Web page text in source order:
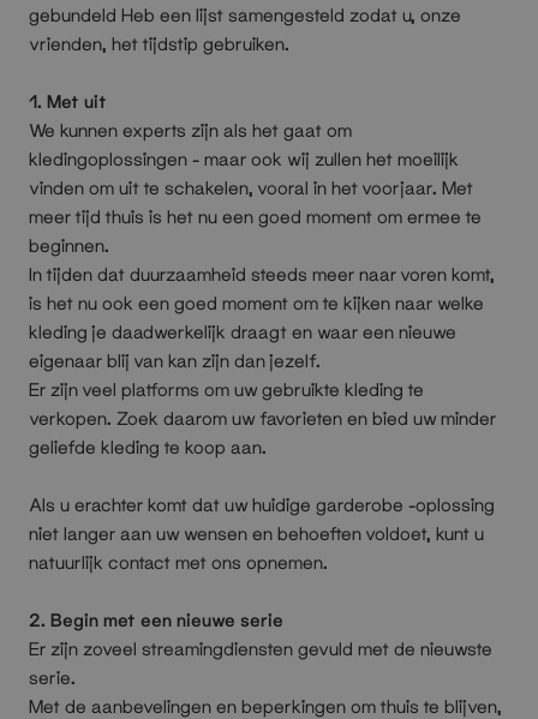
gebundeld Heb een lijst samengesteld zodat u, onze
vrienden, het tijdstip gebruiken.
1. Met uit
We kunnen experts zijn als het gaat om
kledingoplossingen - maar ook wij zullen het moeilijk
vinden om uit te schakelen, vooral in het voorjaar. Met
meer tijd thuis is het nu een goed moment om ermee te
beginnen.
In tijden dat duurzaamheid steeds meer naar voren komt,
is het nu ook een goed moment om te kijken naar welke
kleding je daadwerkelijk draagt en waar een nieuwe
eigenaar blij van kan zijn dan jezelf.
Er zijn veel platforms om uw gebruikte kleding te
verkopen. Zoek daarom uw favorieten en bied uw minder
geliefde kleding te koop aan.
Als u erachter komt dat uw huidige garderobe -oplossing
niet langer aan uw wensen en behoeften voldoet, kunt u
natuurlijk contact met ons opnemen.
2. Begin met een nieuwe serie
Er zijn zoveel streamingdiensten gevuld met de nieuwste
serie.
Met de aanbevelingen en beperkingen om thuis te blijven,